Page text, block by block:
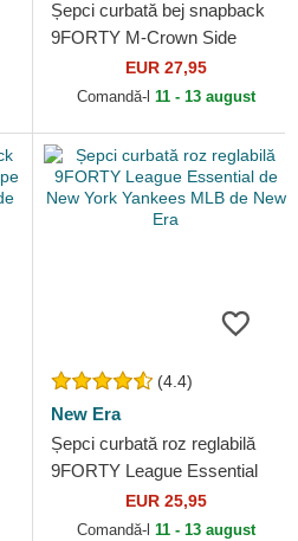
Șepci curbată bej snapback
9FORTY M-Crown Side
Script de Los Angeles
Dodgers MLB de New Era
EUR 27,95
Comandă-l 11 - 13 august
(4.4)
New Era
Șepci curbată roz reglabilă
9FORTY League Essential
de New York Yankees MLB
de New Era
EUR 25,95
Comandă-l 11 - 13 august